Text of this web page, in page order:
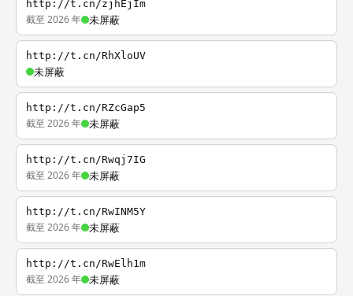
http://t.cn/zjhEjIm
截至 2026 年 未屏蔽
http://t.cn/RhXloUV
未屏蔽
http://t.cn/RZcGap5
截至 2026 年 未屏蔽
http://t.cn/Rwqj7IG
截至 2026 年 未屏蔽
http://t.cn/RwINM5Y
截至 2026 年 未屏蔽
http://t.cn/RwElh1m
截至 2026 年 未屏蔽